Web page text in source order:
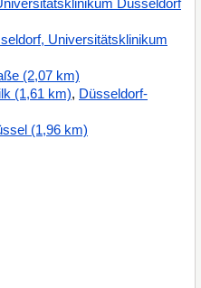
Düsseldorf
Universitätsklinikum
(2,07 km)
(1,61 km), Düsseldorf-
(1,96 km)